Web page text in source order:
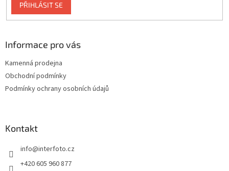
PŘIHLÁSIT SE
Informace pro vás
Kamenná prodejna
Obchodní podmínky
Podmínky ochrany osobních údajů
Kontakt
info@interfoto.cz
+420 605 960 877